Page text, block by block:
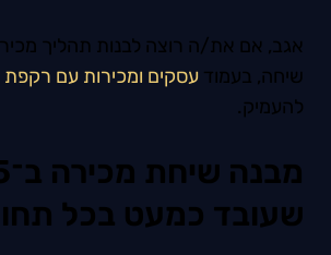
אגב, אם את/ה רוצה לבנות תהליך
שיחה, בעמוד עסקים ומכירות עם רקפת
להעמיק.
שעובד כמעט בכל